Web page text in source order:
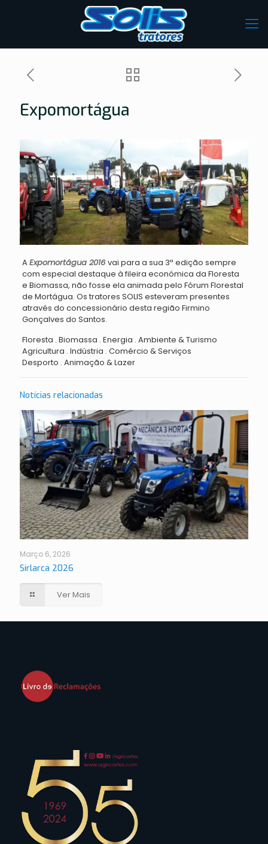
Expomortágua
AExpomortágua 2016vai para a sua 3ª edição sempre
com especial destaque à fileira económica da Floresta
e Biomassa, não fosse ela animada pelo Fórum Florestal
de Mortágua. Os tratores SOLIS esteveram presentes
através do concessionário desta região Firmino
Gonçalves do Santos.
Floresta . Biomassa . Energia . Ambiente & Turismo
Agricultura . Indústria . Comércio & Serviços
Desporto . Animação & Lazer
Notícias relacionadas
Março 6, 2026
Sirlarca 2026
Ver Mais